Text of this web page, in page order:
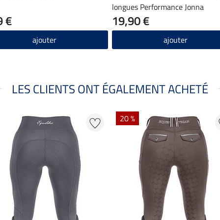
€
ajouter
longues Performance Jonna
19,90 €
ajouter
LES CLIENTS ONT ÉGALEMENT ACHETÉ
20 %